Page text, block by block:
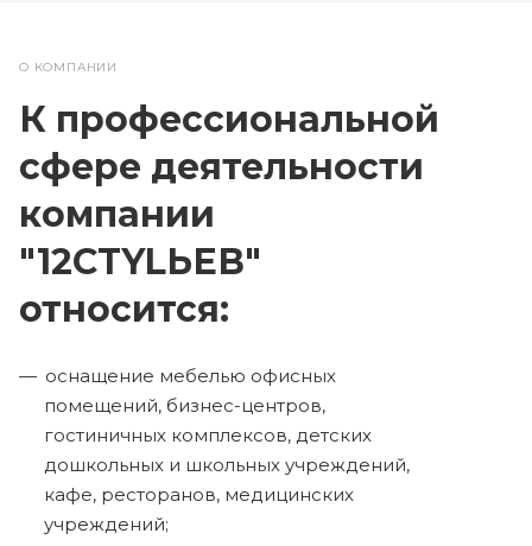
О КОМПАНИИ
К профессиональной
сфере деятельности
компании
"12CTYLЬЕВ"
относится:
оснащение мебелью офисных
помещений, бизнес-центров,
гостиничных комплексов, детских
дошкольных и школьных учреждений,
кафе, ресторанов, медицинских
учреждений;